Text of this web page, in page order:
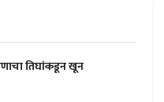
तिघांकडून खून